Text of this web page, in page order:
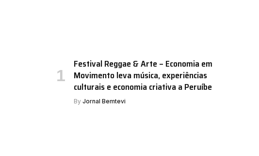
Festival Reggae & Arte – Economia em
Movimento leva música, experiências
culturais e economia criativa a Peruíbe
By Jornal Bemtevi